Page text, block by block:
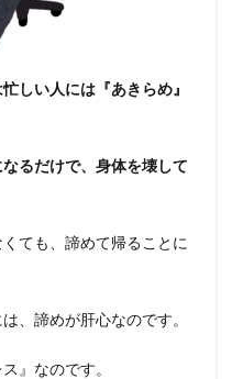
しい人には『あきらめ』
るだけで、身体を壊して
ても、諦めて帰ることに
、諦めが肝心なのです。
』なのです。